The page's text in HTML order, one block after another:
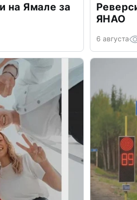
на Ямале за
ЯНАО
6 августа